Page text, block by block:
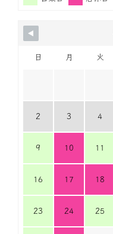
日 月 火
2 3 4
9 10 11
16 17 18
23 24 25